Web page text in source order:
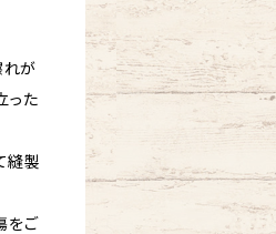
れが
った
縫製
をご